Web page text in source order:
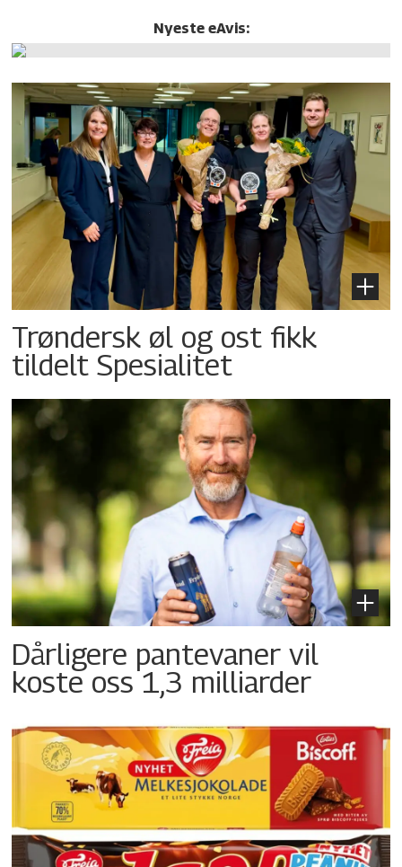
Nyeste eAvis:
Trøndersk øl og ost fikk
tildelt Spesialitet
Dårligere pantevaner vil
koste oss 1,3 milliarder